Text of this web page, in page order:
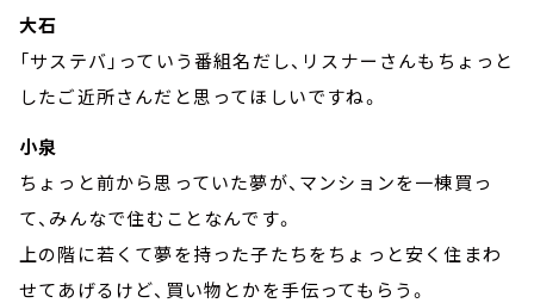
大石
「サステバ」っていう番組名だし、リスナーさんもちょっと
したご近所さんだと思ってほしいですね。
小泉
ちょっと前から思っていた夢が、マンションを一棟買っ
て、みんなで住むことなんです。
上の階に若くて夢を持った子たちをちょっと安く住まわ
せてあげるけど、買い物とかを手伝ってもらう。